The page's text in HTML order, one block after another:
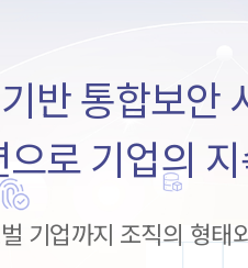
반 통합보
로 기업의
기업까지 조직의 형